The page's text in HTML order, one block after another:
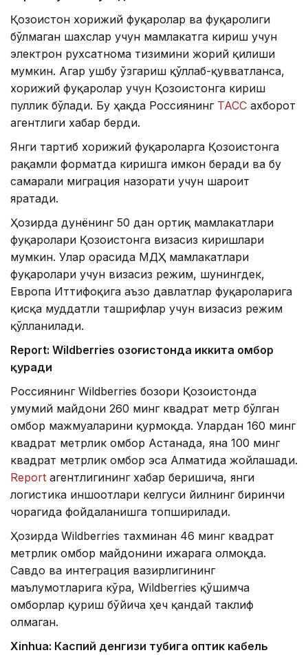
Қозоғистон хорижий фуқаролар ва фуқаролиги
бўлмаган шахслар учун мамлакатга кириш учун
электрон рухсатнома тизимини жорий қилиши
мумкин. Агар ушбу ўзгариш қўллаб-қувватланса,
хорижий фуқаролар учун Қозоғистонга кириш
пуллик бўлади. Бу ҳақда Россиянинг ТАСС ахборот
агентлиги хабар берди.
Янги тартиб хорижий фуқароларга Қозоғистонга
рақамли форматда киришга имкон беради ва бу
самарали миграция назорати учун шароит
яратади.
Ҳозирда дунёнинг 50 дан ортиқ мамлакатлари
фуқаролари Қозоғистонга визасиз киришлари
мумкин. Улар орасида МДҲ мамлакатлари
фуқаролари учун визасиз режим, шунингдек,
Европа Иттифоқига аъзо давлатлар фуқароларига
қисқа муддатли ташрифлар учун визасиз режим
қўлланилади.
Report: Wildberries Қозоғистонда иккита омбор
қуради
Россиянинг Wildberries бозори Қозоғистонда
умумий майдони 260 минг квадрат метр бўлган
омбор мажмуаларини қурмоқда. Улардан 160 минг
квадрат метрлик омбор Астанада, яна 100 минг
квадрат метрлик омбор эса Алматида жойлашади.
Report агентлигининг хабар беришича, янги
логистика иншоотлари келгуси йилнинг биринчи
чорагида фойдаланишга топширилади.
Ҳозирда Wildberries тахминан 46 минг квадрат
метрлик омбор майдонини ижарага олмоқда.
Савдо ва интеграция вазирлигининг
маълумотларига кўра, Wildberries қўшимча
омборлар қуриш бўйича ҳеч қандай таклиф
олмаган.
Xinhuа: Каспий денгизи тубига оптик кабель